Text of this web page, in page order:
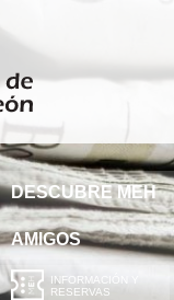
DESCUBRE MEH
AMIGOS
INFORMACIÓN Y
RESERVAS